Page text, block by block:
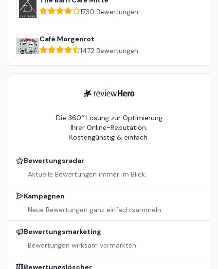
1730 Bewertungen
Café Morgenrot
1472 Bewertungen
ReviewHero
Die 360° Lösung zur Optimierung
Ihrer Online-Reputation.
Kostengünstig & einfach.
Bewertungsradar
Aktuelle Bewertungen immer im Blick.
Kampagnen
Neue Bewertungen ganz einfach sammeln.
Bewertungsmarketing
Bewertungen wirksam vermarkten.
Bewertungslöscher